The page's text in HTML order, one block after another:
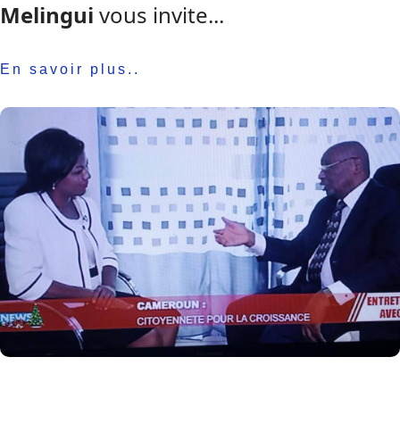
Melingui vous invite...
En savoir plus..